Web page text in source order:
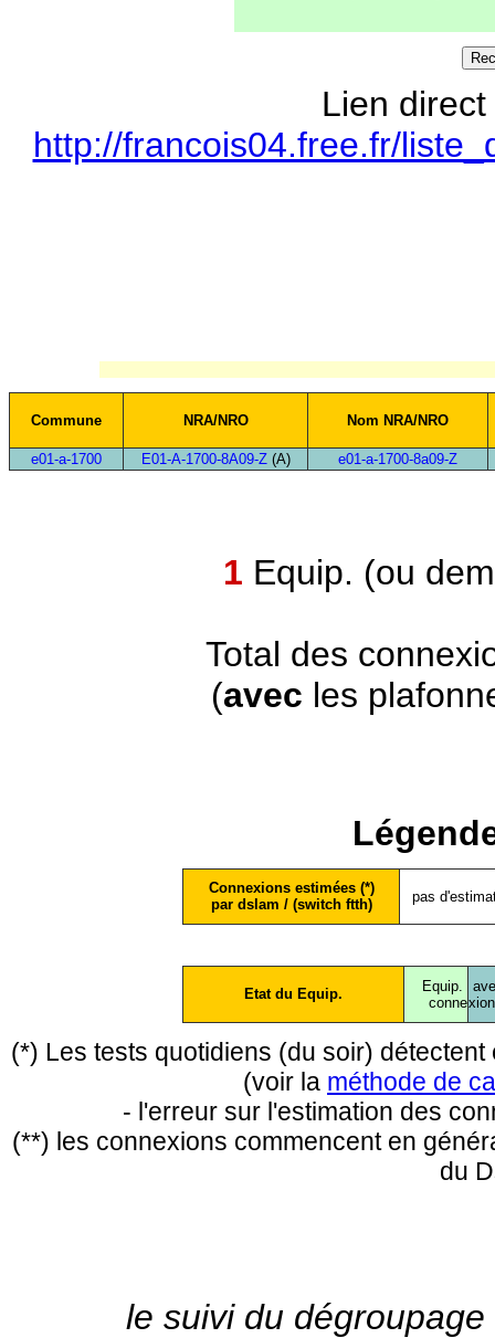
Lien
http://francois04.free.fr/
Commune NRA/NRO Nom NRA/NRO
e01-a-1700 E01-A-1700-8A09-Z(A) e01-a-1700-8a09-Z
1 Equip. (ou
Total des
(avec les
Connexions estimées (*)
par dslam / (switch ftth)
pas
Etat du Equip.
Equip.
conne
(*) Les tests quotidiens (du soir)
(voir la méthode de
- l'erreur sur l'estimation des
(**) les connexions commencent en
du
le suivi du